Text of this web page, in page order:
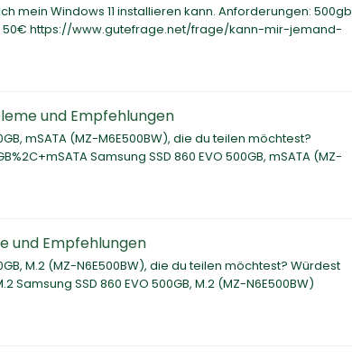
mein Windows 11 installieren kann. Anforderungen: 500gb
50€ https://www.gutefrage.net/frage/kann-mir-jemand-
und Empfehlungen
mSATA (MZ-M6E500BW), die du teilen möchtest?
Samsung SSD 860 EVO 500GB, mSATA (MZ-
und Empfehlungen
M.2 (MZ-N6E500BW), die du teilen möchtest? Würdest
SSD 860 EVO 500GB, M.2 (MZ-N6E500BW)